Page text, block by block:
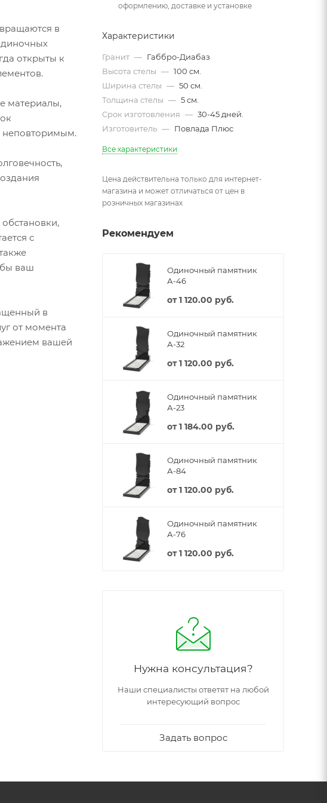
в
открыты к
материалы,
неповторимым.
с
ваш
в
от момента
вашей
оформлению, доставке и установке
Характеристики
Гранит — Габбро-Диабаз
Высота стелы — 100 см.
Ширина стелы — 50 см.
Толщина стелы — 5 см.
Срок изготовления — 30-45 дней.
Изготовитель — Повлада Плюс
Все характеристики
Цена действительна только для интернет-
магазина и может отличаться от цен в
розничных магазинах
Рекомендуем
Одиночный памятник
А-46
от1 120.00 руб.
Одиночный памятник
А-32
от1 120.00 руб.
Одиночный памятник
А-23
от1 184.00 руб.
Одиночный памятник
А-84
от1 120.00 руб.
Одиночный памятник
А-76
от1 120.00 руб.
Нужна консультация?
Наши специалисты ответят на любой
интересующий вопрос
Задать вопрос